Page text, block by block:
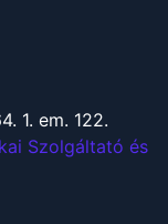
1. em. 122.
Szolgáltató és